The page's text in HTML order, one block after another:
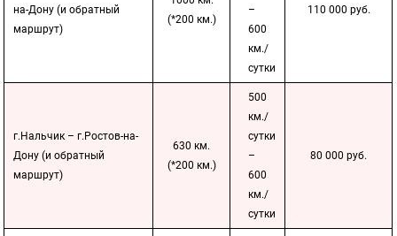
на-Дону (и обратный
маршрут)
(*200 км.)
–
600
км./
сутки
110 000 руб.
г.Нальчик – г.Ростов-на-
Дону (и обратный
маршрут)
630 км.
(*200 км.)
500
км./
сутки
–
600
км./
сутки
80 000 руб.